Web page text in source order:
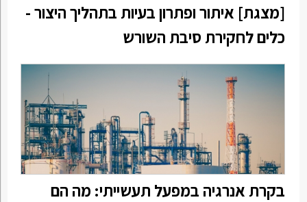
[מצגת] איתור ופתרון בעיות בתהליך היצור -
כלים לחקירת סיבת השורש
בקרת אנרגיה במפעל תעשייתי: מה הם